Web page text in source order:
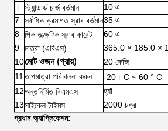
।
স্ট্যান্ডার্ড চার্জ বর্তমান
10 এ
7
সর্বাধিক ক্রমাগত স্রাব বর্তমান35 এ
8 পিক তাত্ক্ষণিক স্রাব কারেন্ট
60 এ
9 মাত্রা (এবিএস)
365.0 × 185.0 ×
10মোট ওজন (প্রায়)
20 কেজি
11 তাপমাত্রা পরিচালনা করুন
-20। C ~ 60 ° C
12অন্তর্নির্মিত বিএমএস
হ্যাঁ
13সাইকেল টাইমস
2000 চক্র
প্রধান অ্যাপ্লিকেশন: